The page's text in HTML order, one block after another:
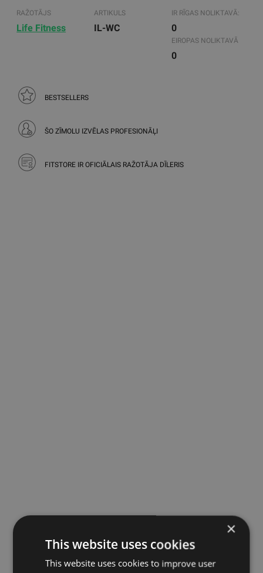
RAŽOTĀJS
Life Fitness
ARTIKULS
IL-WC
IR RĪGAS NOLIKTAVĀ:
0
EIROPAS NOLIKTAVĀ
0
BESTSELLERS
ŠO ZĪMOLU IZVĒLAS PROFESIONĀĻI
FITSTORE IR OFICIĀLAIS RAŽOTĀJA DĪLERIS
×
This website uses cookies
This website uses cookies to improve user